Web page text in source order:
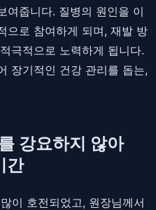
여줍니다. 질병의 원인을 이
으로 참여하게 되며, 재발 방
극적으로 노력하게 됩니다.
장기적인 건강 관리를 돕는,
강요하지 않아
간
이 호전되었고, 원장님께서